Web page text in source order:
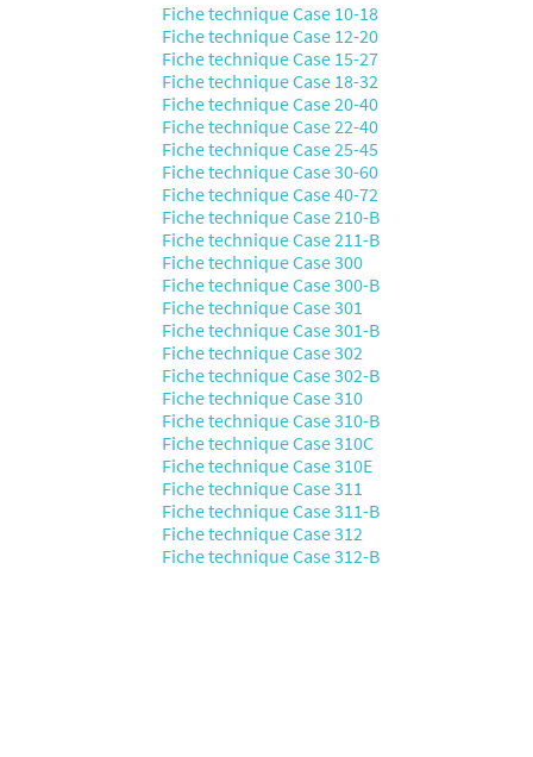
Fiche technique Case 10-18
Fiche technique Case 12-20
Fiche technique Case 15-27
Fiche technique Case 18-32
Fiche technique Case 20-40
Fiche technique Case 22-40
Fiche technique Case 25-45
Fiche technique Case 30-60
Fiche technique Case 40-72
Fiche technique Case 210-B
Fiche technique Case 211-B
Fiche technique Case 300
Fiche technique Case 300-B
Fiche technique Case 301
Fiche technique Case 301-B
Fiche technique Case 302
Fiche technique Case 302-B
Fiche technique Case 310
Fiche technique Case 310-B
Fiche technique Case 310C
Fiche technique Case 310E
Fiche technique Case 311
Fiche technique Case 311-B
Fiche technique Case 312
Fiche technique Case 312-B